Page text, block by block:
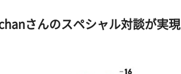
さんのスペシャル対談が実現